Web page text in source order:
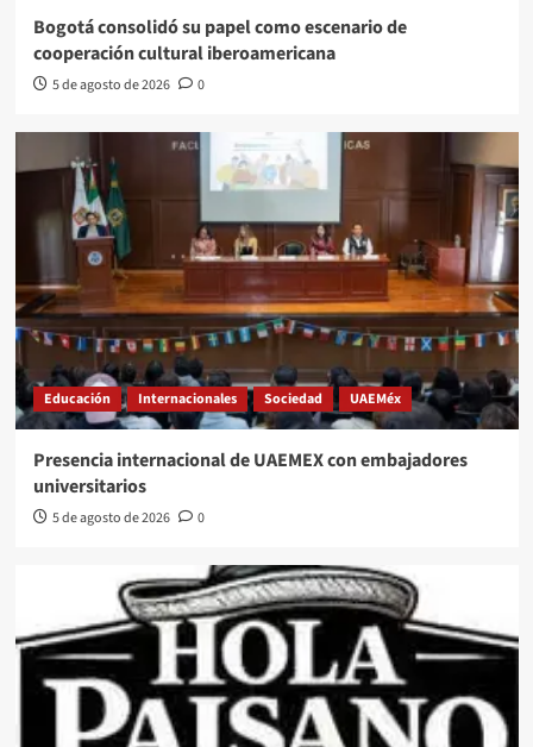
Bogotá consolidó su papel como escenario de
cooperación cultural iberoamericana
5 de agosto de 2026 0
Educación Internacionales Sociedad UAEMéx
Presencia internacional de UAEMEX con embajadores
universitarios
5 de agosto de 2026 0